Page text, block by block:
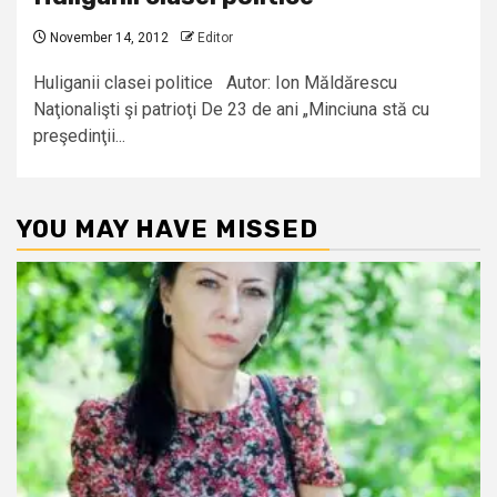
November 14, 2012 Editor
Huliganii clasei politice Autor: Ion Măldărescu
Naţionalişti şi patrioţi De 23 de ani „Minciuna stă cu
preşedinţii...
YOU MAY HAVE MISSED